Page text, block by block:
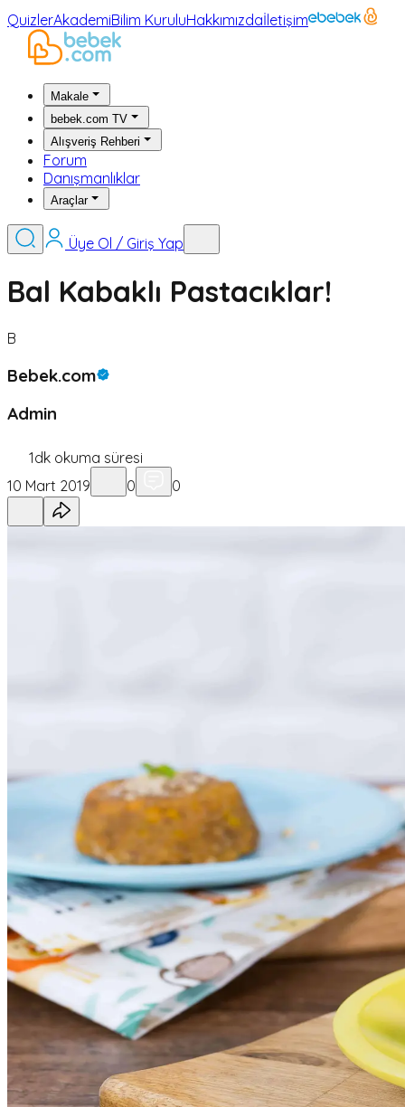
QuizlerAkademiBilim KuruluHakkımızdaİletişim
Makale
bebek.com TV
Alışveriş Rehberi
Forum
Danışmanlıklar
Araçlar
Üye Ol / Giriş Yap
Bal Kabaklı Pastacıklar!
B
Bebek.com
Admin
1dk okuma süresi
10 Mart 2019
0 0